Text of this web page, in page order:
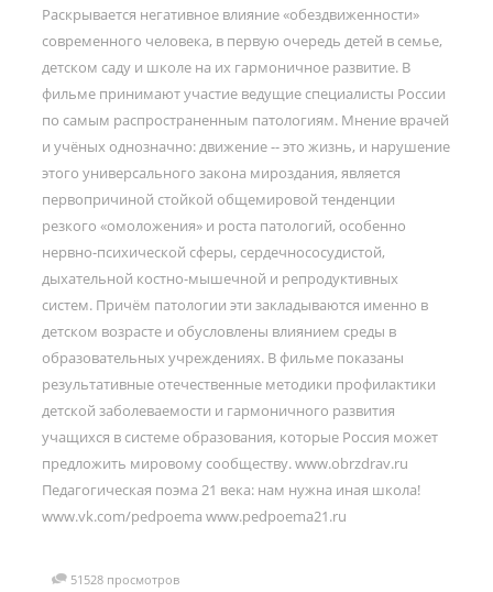
Раскрывается негативное влияние «обездвиженности»
современного человека, в первую очередь детей в семье,
детском саду и школе на их гармоничное развитие. В
фильме принимают участие ведущие специалисты России
по самым распространенным патологиям. Мнение врачей
и учёных однозначно: движение -- это жизнь, и нарушение
этого универсального закона мироздания, является
первопричиной стойкой общемировой тенденции
резкого «омоложения» и роста патологий, особенно
нервно-психической сферы, сердечнососудистой,
дыхательной костно-мышечной и репродуктивных
систем. Причём патологии эти закладываются именно в
детском возрасте и обусловлены влиянием среды в
образовательных учреждениях. В фильме показаны
результативные отечественные методики профилактики
детской заболеваемости и гармоничного развития
учащихся в системе образования, которые Россия может
предложить мировому сообществу. www.obrzdrav.ru
Педагогическая поэма 21 века: нам нужна иная школа!
www.vk.com/pedpoema www.pedpoema21.ru
51528 просмотров